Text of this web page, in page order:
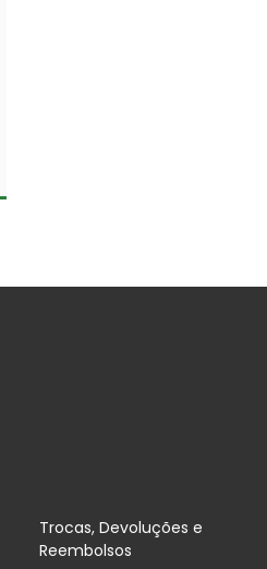
Trocas, Devoluções e
Reembolsos